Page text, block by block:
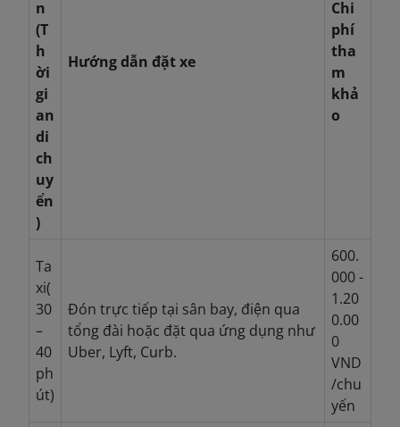
n
(T
h
ời
gi
an
di
ch
uy
ển
)
Hướng dẫn đặt xe
Chi
phí
tha
m
khả
o
Ta
xi(
30
–
40
ph
út)
Đón trực tiếp tại sân bay, điện qua
tổng đài hoặc đặt qua ứng dụng như
Uber, Lyft, Curb.
600.
000 -
1.20
0.00
0
VND
/chu
yến